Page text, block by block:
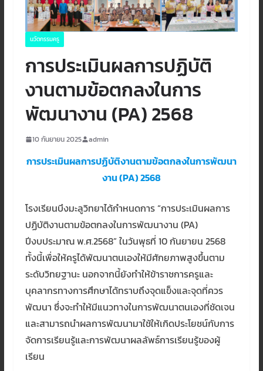
นวัตกรรมครู
การประเมินผลการปฏิบัติ
งานตามข้อตกลงในการ
พัฒนางาน (PA) 2568
10 กันยายน 2025 admin
การประเมินผลการปฏิบัติงานตามข้อตกลงในการพัฒนา
งาน (PA) 2568
โรงเรียนบึงมะลูวิทยาได้กำหนดการ “การประเมินผลการ
ปฏิบัติงานตามข้อตกลงในการพัฒนางาน (PA)
ปีงบประมาณ พ.ศ.2568” ในวันพุธที่ 10 กันยายน 2568
ทั้งนี้เพื่อให้ครูได้พัฒนาตนเองให้มีศักยภาพสูงขึ้นตาม
ระดับวิทยฐานะ นอกจากนี้ยังทำให้ข้าราชการครูและ
บุคลากรทางการศึกษาได้ทราบถึงจุดแข็งและจุดที่ควร
พัฒนา ซึ่งจะทำให้มีแนวทางในการพัฒนาตนเองที่ชัดเจน
และสามารถนำผลการพัฒนามาใช้ให้เกิดประโยชน์กับการ
จัดการเรียนรู้และการพัฒนาผลลัพธ์การเรียนรู้ของผู้
เรียน